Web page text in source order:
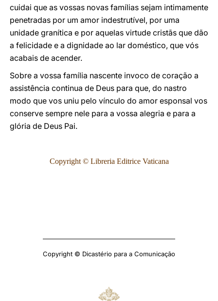
cuidai que as vossas novas famílias sejam intimamente
penetradas por um amor indestrutível, por uma
unidade granítica e por aquelas virtude cristãs que dão
a felicidade e a dignidade ao lar doméstico, que vós
acabais de acender.
Sobre a vossa família nascente invoco de coração a
assistência continua de Deus para que, do nastro
modo que vos uniu pelo vínculo do amor esponsal vos
conserve sempre nele para a vossa alegria e para a
glória de Deus Pai.
Copyright © Libreria Editrice Vaticana
Copyright © Dicastério para a Comunicação